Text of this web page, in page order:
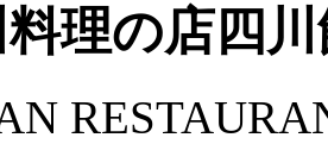
理の店 四